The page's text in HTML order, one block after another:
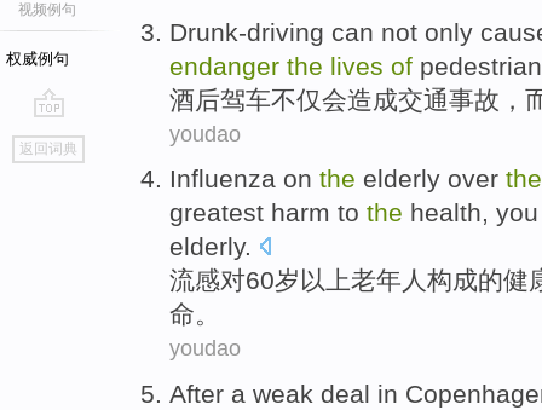
视频例句
权威例句
go
top
返回词典
Drunk-driving can not only
endanger the lives of
酒后驾车不仅会造成交通事故 ，
youdao
Influenza on the elderly over the
greatest harm to the health,
elderly.
流感对60岁 以上老年人 构成的健
命。
youdao
After a weak deal in